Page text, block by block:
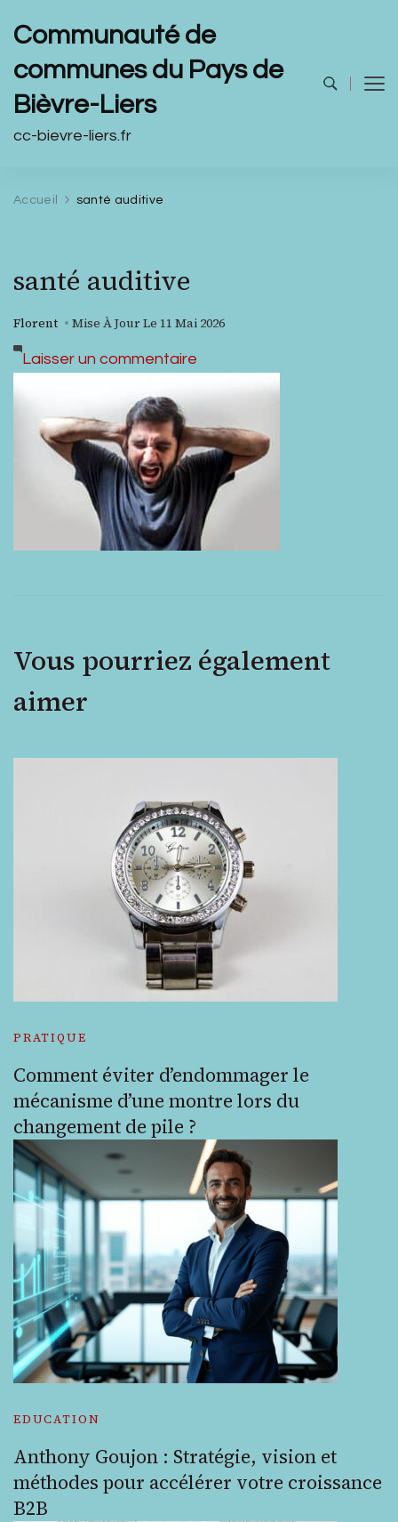
Communauté de
communes du Pays de
Bièvre-Liers
cc-bievre-liers.fr
Accueil santé auditive
santé auditive
Florent Mise À Jour Le 11 Mai 2026
Laisser un commentaire
Vous pourriez également
aimer
PRATIQUE
Comment éviter d’endommager le
mécanisme d’une montre lors du
changement de pile ?
EDUCATION
Anthony Goujon : Stratégie, vision et
méthodes pour accélérer votre croissance
B2B